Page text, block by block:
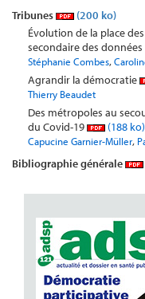
Tribunes
(200 ko)
Évolution de la place
secondaire des
Stéphanie Combes,
Agrandir la démocratie
Thierry Beaudet
Des métropoles au
du Covid-19
(188 ko)
Capucine Garnier-Müller,
Bibliographie générale